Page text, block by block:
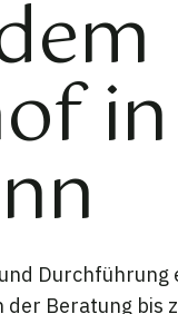
in
Beratung bis